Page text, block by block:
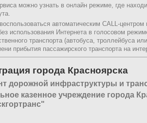
можно узнать в онлайн режиме, где
автоматическим CALL-
использования Интернета в голосовом
транспорта (автобуса, троллейбуса
прибытия пассажирского транспорта на
города Красноярска
дорожной инфраструктуры и
казенное учреждение города